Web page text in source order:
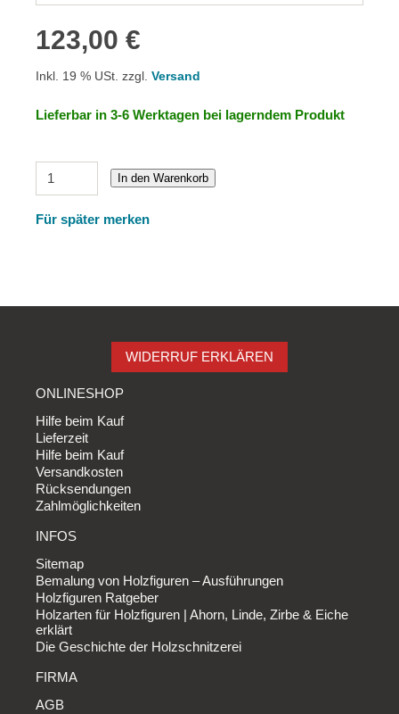
123,00 €
Inkl. 19 % USt. zzgl. Versand
Lieferbar in 3-6 Werktagen bei lagerndem Produkt
In den Warenkorb
Für später merken
WIDERRUF ERKLÄREN
ONLINESHOP
Hilfe beim Kauf
Lieferzeit
Hilfe beim Kauf
Versandkosten
Rücksendungen
Zahlmöglichkeiten
INFOS
Sitemap
Bemalung von Holzfiguren – Ausführungen
Holzfiguren Ratgeber
Holzarten für Holzfiguren | Ahorn, Linde, Zirbe & Eiche
erklärt
Die Geschichte der Holzschnitzerei
FIRMA
AGB